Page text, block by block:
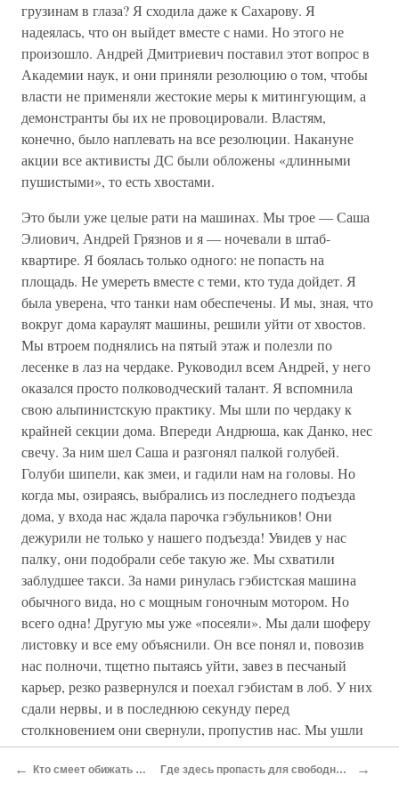
грузинам в глаза? Я сходила даже к Сахарову. Я
надеялась, что он выйдет вместе с нами. Но этого не
произошло. Андрей Дмитриевич поставил этот вопрос в
Академии наук, и они приняли резолюцию о том, чтобы
власти не применяли жестокие меры к митингующим, а
демонстранты бы их не провоцировали. Властям,
конечно, было наплевать на все резолюции. Накануне
акции все активисты ДС были обложены «длинными
пушистыми», то есть хвостами.
Это были уже целые рати на машинах. Мы трое — Саша
Элиович, Андрей Грязнов и я — ночевали в штаб-
квартире. Я боялась только одного: не попасть на
площадь. Не умереть вместе с теми, кто туда дойдет. Я
была уверена, что танки нам обеспечены. И мы, зная, что
вокруг дома караулят машины, решили уйти от хвостов.
Мы втроем поднялись на пятый этаж и полезли по
лесенке в лаз на чердаке. Руководил всем Андрей, у него
оказался просто полководческий талант. Я вспомнила
свою альпинистскую практику. Мы шли по чердаку к
крайней секции дома. Впереди Андрюша, как Данко, нес
свечу. За ним шел Саша и разгонял палкой голубей.
Голуби шипели, как змеи, и гадили нам на головы. Но
когда мы, озираясь, выбрались из последнего подъезда
дома, у входа нас ждала парочка гэбульников! Они
дежурили не только у нашего подъезда! Увидев у нас
палку, они подобрали себе такую же. Мы схватили
заблудшее такси. За нами ринулась гэбистская машина
обычного вида, но с мощным гоночным мотором. Но
всего одна! Другую мы уже «посеяли». Мы дали шоферу
листовку и все ему объяснили. Он все понял и, повозив
нас полночи, тщетно пытаясь уйти, завез в песчаный
карьер, резко развернулся и поехал гэбистам в лоб. У них
сдали нервы, и в последнюю секунду перед
столкновением они свернули, пропустив нас. Мы ушли
вперед, получив фору на квартал. Заехав в район
новостроек, водитель сказал, что уведет гэбистов за
← Кто смеет обижать сироту? Где здесь пропасть для свободных людей? →